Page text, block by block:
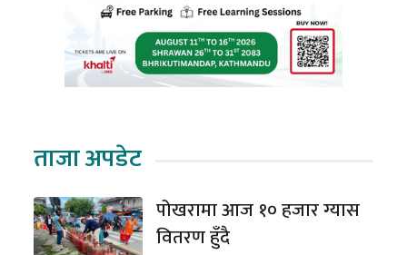
ताजा अपडेट
पोखरामा आज १० हजार ग्यास
वितरण हुँदै